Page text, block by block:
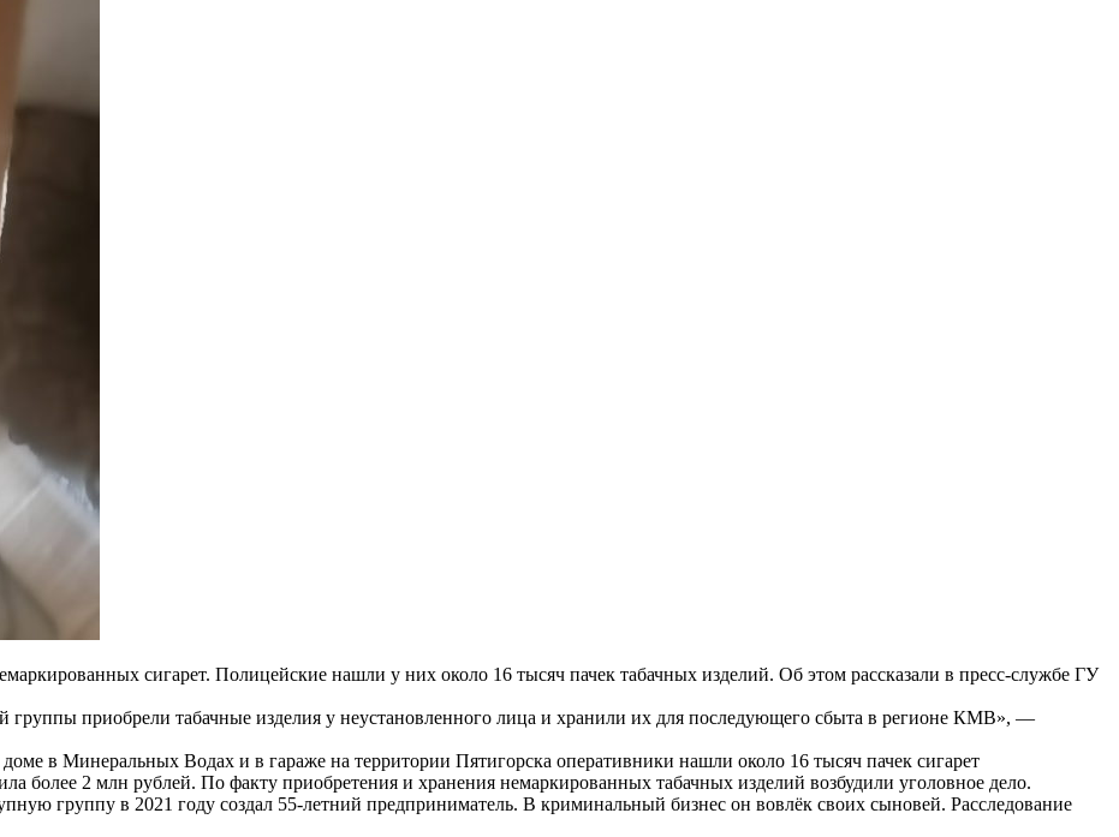
сигарет. Полицейские нашли у них около 16 тысяч пачек табачных изделий. Об этом рассказали в пресс-службе ГУ
группы приобрели табачные изделия у неустановленного лица и хранили их для последующего сбыта в регионе КМВ», —
в Минеральных Водах и в гараже на территории Пятигорска оперативники нашли около 16 тысяч пачек сигарет
более 2 млн рублей. По факту приобретения и хранения немаркированных табачных изделий возбудили уголовное дело.
группу в 2021 году создал 55-летний предприниматель. В криминальный бизнес он вовлёк своих сыновей. Расследование